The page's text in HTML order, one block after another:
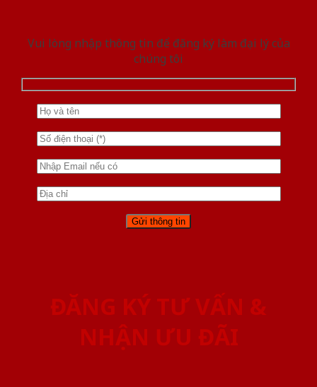
Vui lòng nhập thông tin để đăng ký làm đại lý của
chúng tôi
ĐĂNG KÝ TƯ VẤN &
NHẬN ƯU ĐÃI